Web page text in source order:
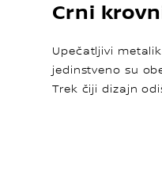
Crni
Upečatljivi
jedinstveno su
Trek čiji dizajn